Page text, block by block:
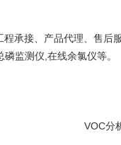
承接、产品代理、售后
监测仪,在线余氯仪等。
VOC分